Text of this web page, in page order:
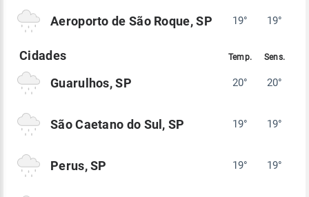
Aeroporto de São Roque, SP 19° 19°
Guarulhos, SP 20° 20°
São Caetano do Sul, SP 19° 19°
Perus, SP 19° 19°